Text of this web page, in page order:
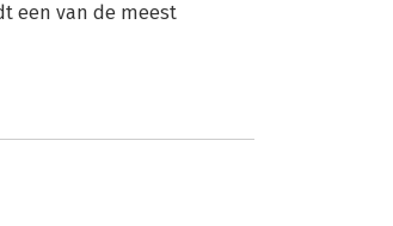
een van de meest